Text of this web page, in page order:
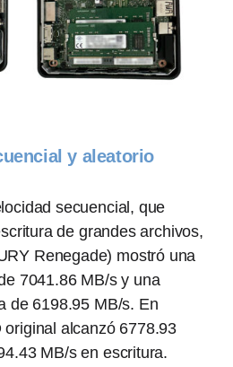
y aleatorio
secuencial, que
de grandes archivos,
Renegade) mostró una
7041.86 MB/s y una
de 6198.95 MB/s. En
alcanzó 6778.93
MB/s en escritura.